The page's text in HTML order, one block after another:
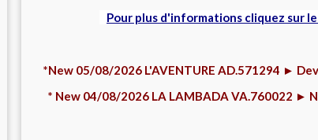
Pour plus d'informations cliquez sur
*New 05/08/2026 L'AVENTURE AD.571294 ►
* New 04/08/2026 LA LAMBADA VA.760022 ►